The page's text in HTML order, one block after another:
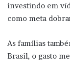
investindo em
como meta
As famílias
Brasil, o gasto